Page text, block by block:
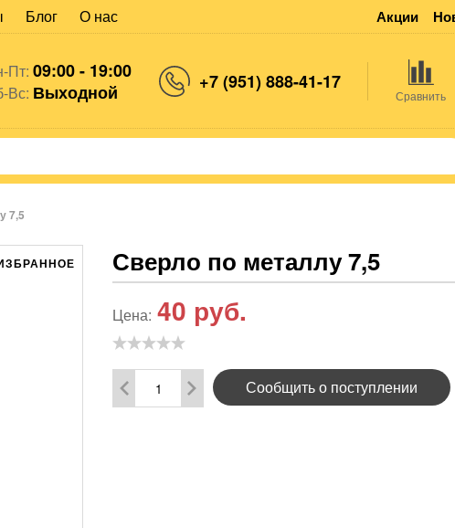
Блог О нас Акции
Пт: 09:00 - 19:00
Вс: Выходной +7 (951) 888-41-17
Сравнить
7,5
Сверло по металлу 7,5
Цена: 40 руб.
Сообщить о поступлении